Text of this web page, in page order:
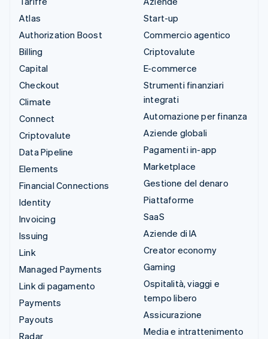
Atlas
Authorization Boost
Billing
Capital
Checkout
Climate
Connect
Criptovalute
Data Pipeline
Elements
Financial Connections
Identity
Invoicing
Issuing
Link
Managed Payments
Link di pagamento
Payments
Payouts
Radar
Start-up
Commercio agentico
Criptovalute
E-commerce
Strumenti finanziari
integrati
Automazione per finanza
Aziende globali
Pagamenti in-app
Marketplace
Gestione del denaro
Piattaforme
SaaS
Aziende di IA
Creator economy
Gaming
Ospitalità, viaggi e
tempo libero
Assicurazione
Media e intrattenimento